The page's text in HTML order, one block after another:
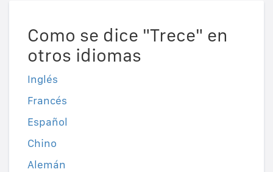
Como se dice "Trece" en
otros idiomas
Inglés
Francés
Español
Chino
Alemán